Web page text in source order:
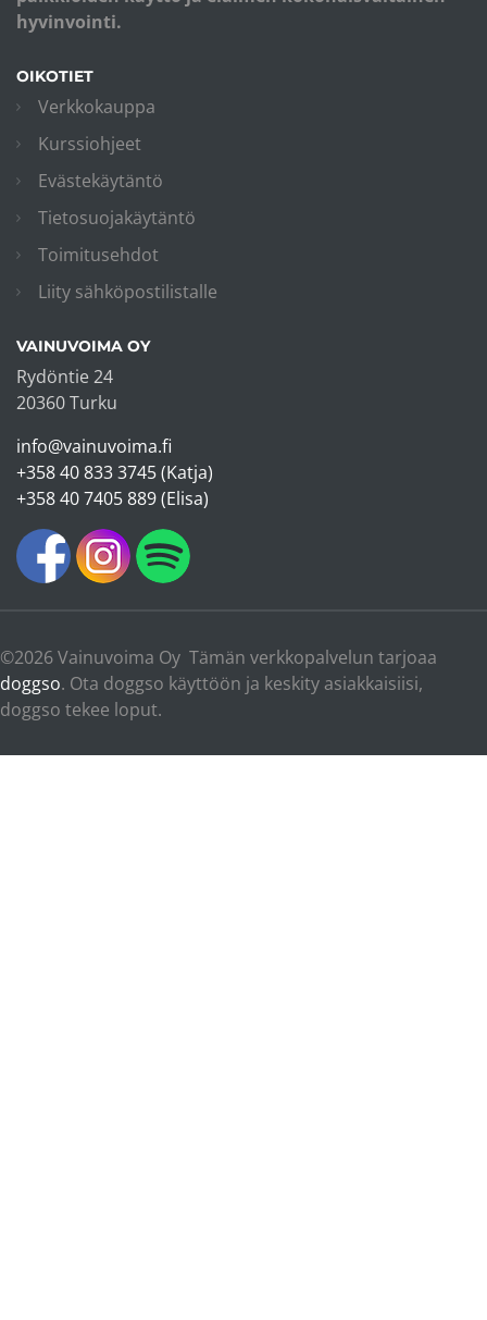
hyvinvointi.
OIKOTIET
Verkkokauppa
Kurssiohjeet
Evästekäytäntö
Tietosuojakäytäntö
Toimitusehdot
Liity sähköpostilistalle
VAINUVOIMA OY
Rydöntie 24
20360 Turku
info@vainuvoima.fi
+358 40 833 3745 (Katja)
+358 40 7405 889 (Elisa)
©2026 Vainuvoima Oy Tämän verkkopalvelun tarjoaa
doggso. Ota doggso käyttöön ja keskity asiakkaisiisi,
doggso tekee loput.